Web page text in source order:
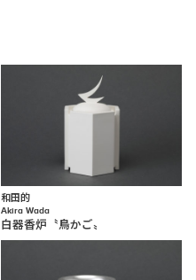
和田的
Akira Wada
白器香炉〝鳥かご〟